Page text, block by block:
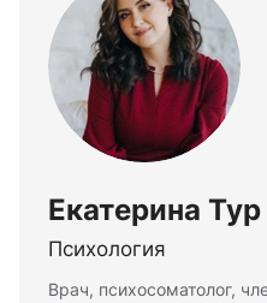
Екатерина Тур
Психология
Врач, психосоматолог,